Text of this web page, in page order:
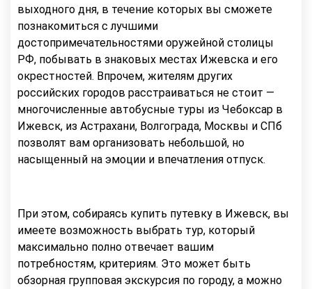
выходного дня, в течение которых вы сможете
познакомиться с лучшими
достопримечательностями оружейной столицы
РФ, побывать в знаковых местах Ижевска и его
окрестностей. Впрочем, жителям других
российских городов расстраиваться не стоит —
многочисленные автобусные туры из Чебоксар в
Ижевск, из Астрахани, Волгограда, Москвы и СПб
позволят вам организовать небольшой, но
насыщенный на эмоции и впечатления отпуск.
При этом, собираясь купить путевку в Ижевск, вы
имеете возможность выбрать тур, который
максимально полно отвечает вашим
потребностям, критериям. Это может быть
обзорная групповая экскурсия по городу, а можно